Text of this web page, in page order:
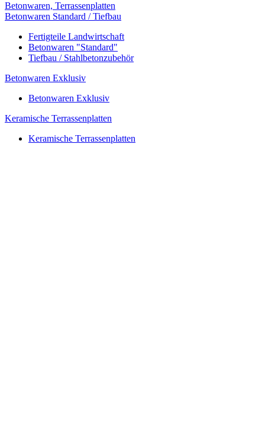
Betonwaren, Terrassenplatten
Betonwaren Standard / Tiefbau
Fertigteile Landwirtschaft
Betonwaren "Standard"
Tiefbau / Stahlbetonzubehör
Betonwaren Exklusiv
Betonwaren Exklusiv
Keramische Terrassenplatten
Keramische Terrassenplatten